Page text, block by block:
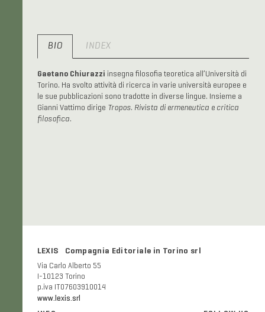
BIO INDEX
Gaetano Chiurazzi insegna filosofia teoretica all’Università di
Torino. Ha svolto attività di ricerca in varie università europee e
le sue pubblicazioni sono tradotte in diverse lingue. Insieme a
Gianni Vattimo dirige Tropos. Rivista di ermeneutica e critica
filosofica.
LEXIS Compagnia Editoriale in Torino srl
Via Carlo Alberto 55
I-10123 Torino
p.iva IT07603910014
www.lexis.srl